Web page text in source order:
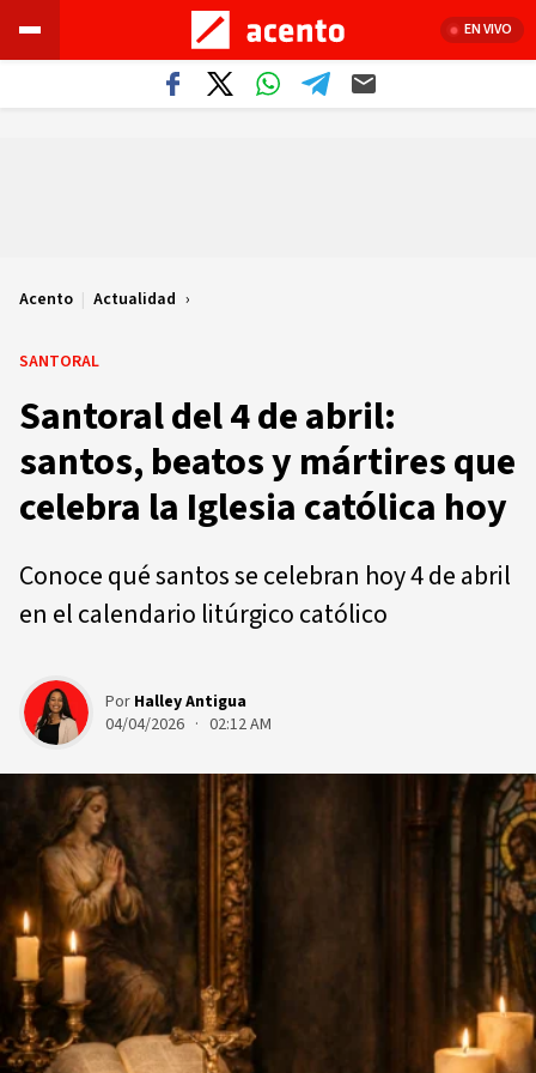
EN VIVO
Acento | Actualidad
SANTORAL
Santoral del 4 de abril:
santos, beatos y mártires que
celebra la Iglesia católica hoy
Conoce qué santos se celebran hoy 4 de abril
en el calendario litúrgico católico
Por Halley Antigua
04/04/2026 · 02:12 AM